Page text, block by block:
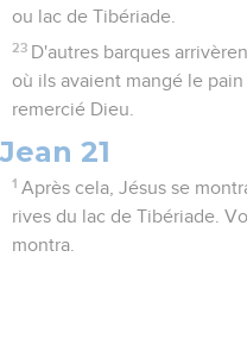
ou lac de Tibériade.
23 D'autres barques
où ils avaient mangé le
remercié Dieu.
Jean 21
1 Après cela, Jésus se
rives du lac de Tibériade.
montra.